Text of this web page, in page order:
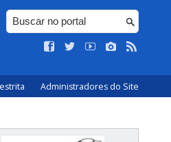
Administradores do Site